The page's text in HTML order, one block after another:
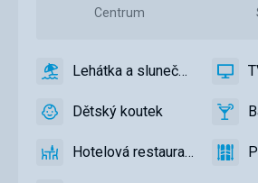
Centrum
Lehátka
slunečníky
bazénu
Lehátka a slunečníky u
ano TV
ano
DětskýDětský koutek
ano Bar
ano
HotelováHotelová restaurace
ano ano